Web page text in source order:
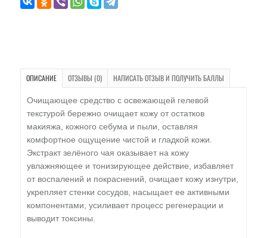
ОПИСАНИЕ ОТЗЫВЫ (0) НАПИСАТЬ ОТЗЫВ И ПОЛУЧИТЬ БАЛЛЫ
Очищающее средство с освежающей гелевой
текстурой бережно очищает кожу от остатков
макияжа, кожного себума и пыли, оставляя
комфортное ощущение чистой и гладкой кожи.
Экстракт зелёного чая оказывает на кожу
увлажняющее и тонизирующее действие, избавляет
от воспалений и покраснений, очищает кожу изнутри,
укрепляет стенки сосудов, насыщает ее активными
компонентами, усиливает процесс регенерации и
выводит токсины.